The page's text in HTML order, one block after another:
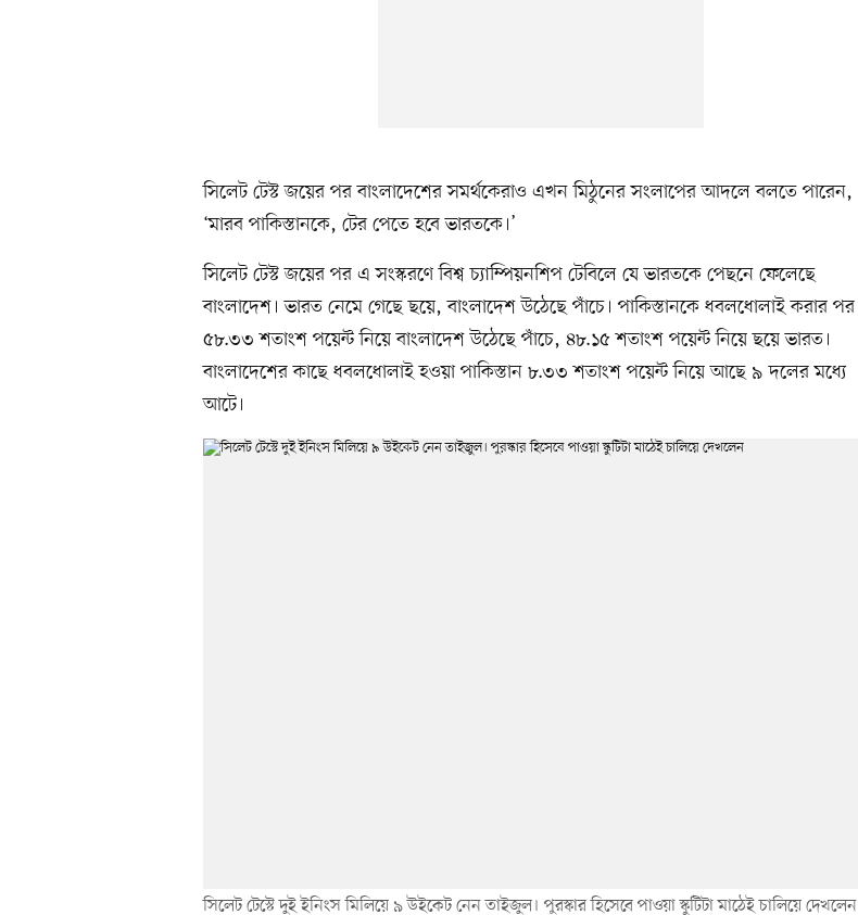
সিলেট টেস্ট জয়ের পর বাংলাদেশের সমর্থকেরাও এখন মিঠুনের সংলাপের আদলে বলতে পারেন,
‘মারব পাকিস্তানকে, টের পেতে হবে ভারতকে।’
সিলেট টেস্ট জয়ের পর এ সংস্করণে বিশ্ব চ্যাম্পিয়নশিপ টেবিলে যে ভারতকে পেছনে ফেলেছে
বাংলাদেশ। ভারত নেমে গেছে ছয়ে, বাংলাদেশ উঠেছে পাঁচে। পাকিস্তানকে ধবলধোলাই করার পর
৫৮.৩৩ শতাংশ পয়েন্ট নিয়ে বাংলাদেশ উঠেছে পাঁচে, ৪৮.১৫ শতাংশ পয়েন্ট নিয়ে ছয়ে ভারত।
বাংলাদেশের কাছে ধবলধোলাই হওয়া পাকিস্তান ৮.৩৩ শতাংশ পয়েন্ট নিয়ে আছে ৯ দলের মধ্যে
আটে।
সিলেট টেস্টে দুই ইনিংস মিলিয়ে ৯ উইকেট নেন তাইজুল। পুরস্কার হিসেবে পাওয়া স্কুটিটা মাঠেই চালিয়ে দেখলেন